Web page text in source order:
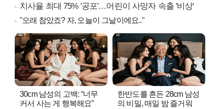
치사율 최대 75% '공포'…어린이 사망자 속출 '비상'
"오래 참았죠? 자, 오늘이 그날이에요.."
30cm 남성의 고백: “너무
커서 사는 게 행복해요”
한반도를 흔든 28cm 남성
의 비밀, 매일 밤 즐거워